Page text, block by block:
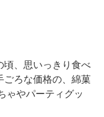
頃、思いっきり食べ
ごろな価格の、綿菓
ゃやパーティグッ